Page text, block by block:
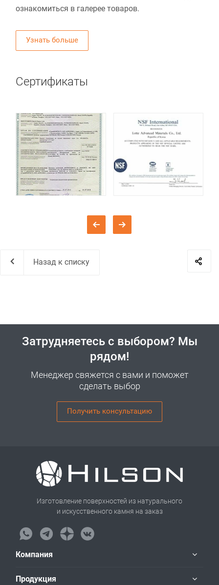
ознакомиться в галерее товаров.
Узнать больше
Сертификаты
Назад к списку
Затрудняетесь с выбором? Мы
рядом!
Менеджер свяжется с вами и поможет
сделать выбор
Получить консультацию
Изготовление поверхностей из натурального
и искусственного камня на заказ
Компания
Продукция